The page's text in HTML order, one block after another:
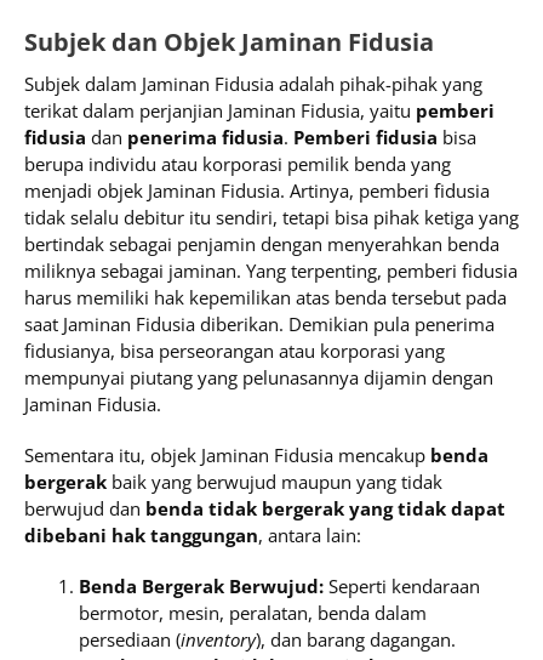
Subjek dan Objek Jaminan Fidusia
Subjek dalam Jaminan Fidusia adalah pihak-pihak yang
terikat dalam perjanjian Jaminan Fidusia, yaitu pemberi
fidusia dan penerima fidusia. Pemberi fidusia bisa
berupa individu atau korporasi pemilik benda yang
menjadi objek Jaminan Fidusia. Artinya, pemberi fidusia
tidak selalu debitur itu sendiri, tetapi bisa pihak ketiga yang
bertindak sebagai penjamin dengan menyerahkan benda
miliknya sebagai jaminan. Yang terpenting, pemberi fidusia
harus memiliki hak kepemilikan atas benda tersebut pada
saat Jaminan Fidusia diberikan. Demikian pula penerima
fidusianya, bisa perseorangan atau korporasi yang
mempunyai piutang yang pelunasannya dijamin dengan
Jaminan Fidusia.
Sementara itu, objek Jaminan Fidusia mencakup benda
bergerak baik yang berwujud maupun yang tidak
berwujud dan benda tidak bergerak yang tidak dapat
dibebani hak tanggungan, antara lain:
Benda Bergerak Berwujud: Seperti kendaraan
bermotor, mesin, peralatan, benda dalam
persediaan (inventory), dan barang dagangan.